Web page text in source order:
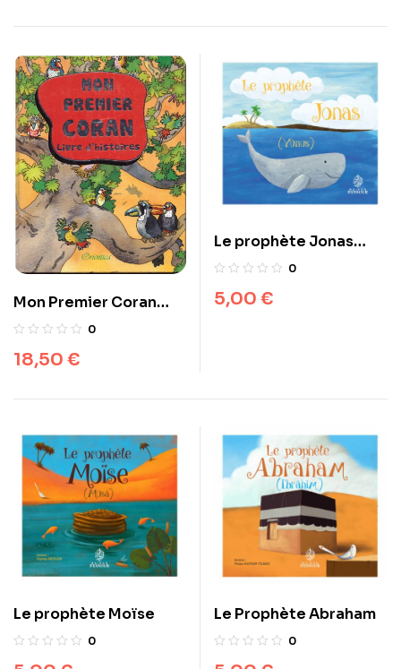
Mon Premier Coran
livre d’histoires
0
18,50 €
Le prophète Jonas
(Yûnus)
0
5,00 €
Le prophète Moïse
0
Le Prophète Abraham
0